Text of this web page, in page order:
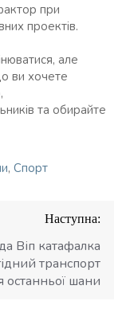
при
проектів.
але
ви хочете
та обирайте
, Спорт
Наступна:
Віп катафалка
транспорт
останньої шани